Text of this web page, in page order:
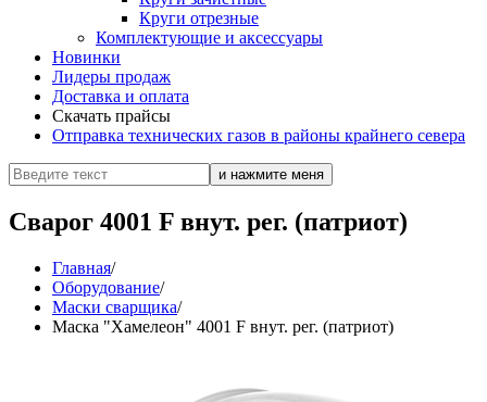
Круги отрезные
Комплектующие и аксессуары
Новинки
Лидеры продаж
Доставка и оплата
Скачать прайсы
Отправка технических газов в районы крайнего севера
Сварог 4001 F внут. рег. (патриот)
Главная/
Оборудование/
Маски сварщика/
Маска "Хамелеон" 4001 F внут. рег. (патриот)